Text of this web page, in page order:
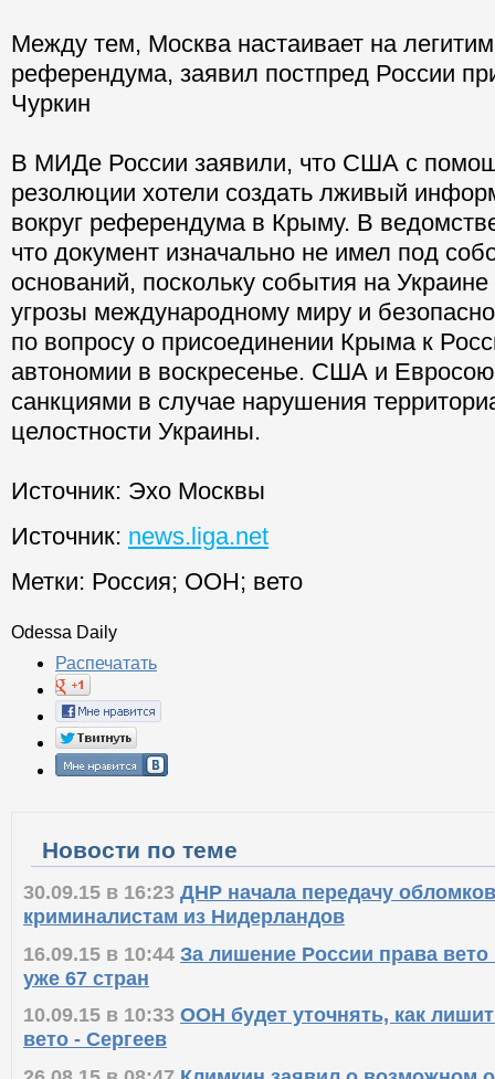
Между тем, Москва настаивает на
референдума, заявил постпред России
Чуркин
В МИДе России заявили, что США с
резолюции хотели создать лживый
вокруг референдума в Крыму. В
что документ изначально не имел под
оснований, поскольку события на
угрозы международному миру и
по вопросу о присоединении Крыма к
автономии в воскресенье. США и
санкциями в случае нарушения
целостности Украины.
Источник: Эхо Москвы
Источник: news.liga.net
Метки: Россия; ООН; вето
Odessa Daily
Распечатать
Новости по теме
30.09.15 в 16:23 ДНР начала передачу
криминалистам из Нидерландов
16.09.15 в 10:44 За лишение России права
уже 67 стран
10.09.15 в 10:33 ООН будет уточнять, как
вето - Сергеев